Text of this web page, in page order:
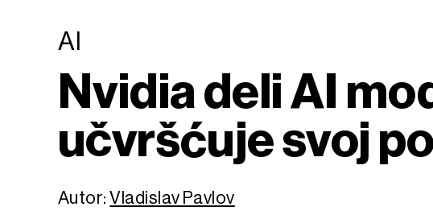
AI
Nvidia deli AI
učvršćuje svoj
Autor:Vladislav Pavlov